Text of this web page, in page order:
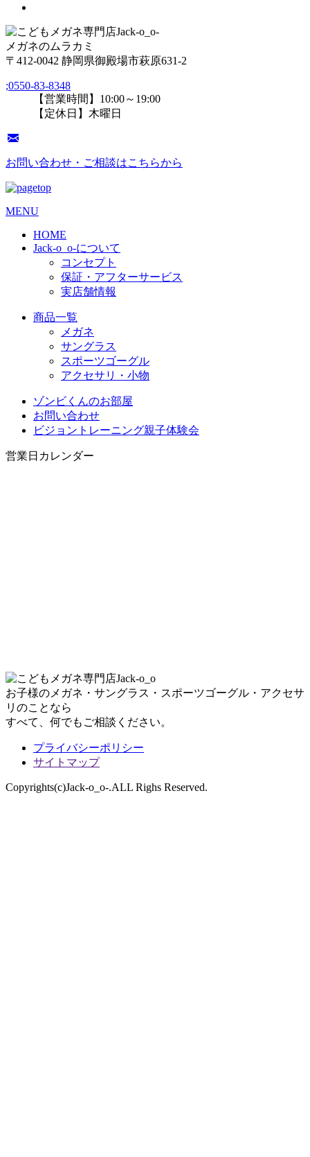
メガネのムラカミ
〒412-0042 静岡県御殿場市萩原631-2
;0550-83-8348
【営業時間】10:00～19:00
【定休日】木曜日
お問い合わせ・ご相談はこちらから
MENU
HOME
Jack-o_o-について
コンセプト
保証・アフターサービス
実店舗情報
商品一覧
メガネ
サングラス
スポーツゴーグル
アクセサリ・小物
ゾンビくんのお部屋
お問い合わせ
ビジョントレーニング親子体験会
営業日カレンダー
お子様のメガネ・サングラス・スポーツゴーグル・アクセサ
リのことなら
すべて、何でもご相談ください。
プライバシーポリシー
サイトマップ
Copyrights(c)Jack-o_o-.ALL Righs Reserved.